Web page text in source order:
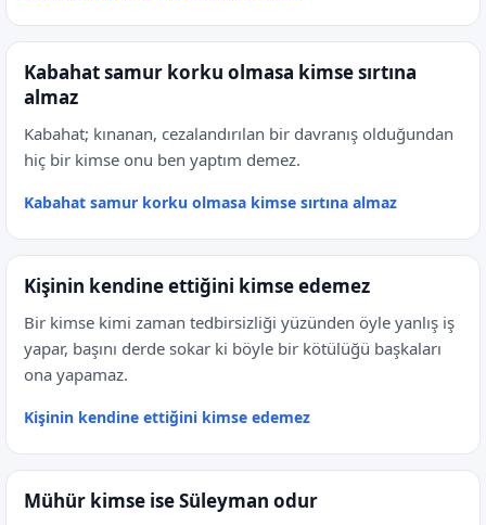
Kabahat samur korku olmasa kimse sırtına
almaz
Kabahat; kınanan, cezalandırılan bir davranış olduğundan
hiç bir kimse onu ben yaptım demez.
Kabahat samur korku olmasa kimse sırtına almaz
Kişinin kendine ettiğini kimse edemez
Bir kimse kimi zaman tedbirsizliği yüzünden öyle yanlış iş
yapar, başını derde sokar ki böyle bir kötülüğü başkaları
ona yapamaz.
Kişinin kendine ettiğini kimse edemez
Mühür kimse ise Süleyman odur